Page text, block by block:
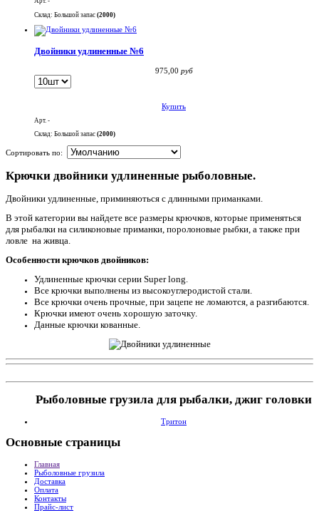
Склад: Большой запас (2000)
Двойники удлиненные №6
975,00 руб
Купить
Арт. -
Склад: Большой запас (2000)
Сортировать по:
Крючки двойники удлиненные рыболовные.
Двойники удлиненные, приминяються с длинными приманками.
В этой категории вы найдете все размеры крючков, которые применяться
для рыбалки на силиконовые приманки, поролоновые рыбки, а также при
ловле на живца.
Особенности крючков двойников:
Удлиненные крючки серии Super long.
Все крючки выполнены из высокоуглеродистой стали.
Все крючки очень прочные, при зацепе не ломаются, а разгибаются.
Крючки имеют очень хорошую заточку.
Данные крючки кованные.
Рыболовные грузила для рыбалки, джиг головки
Тритон
Основные страницы
Главная
Рыболовные грузила
Доставка
Оплата
Контакты
Прайс-лист